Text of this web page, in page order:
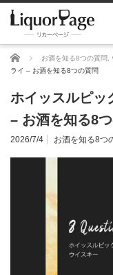
ホーム お酒を知る8つの質問
ライ – お酒を知る8つの質問
ホイッスルピッ
– お酒を知る8
2026/7/4 お酒を知る8つ